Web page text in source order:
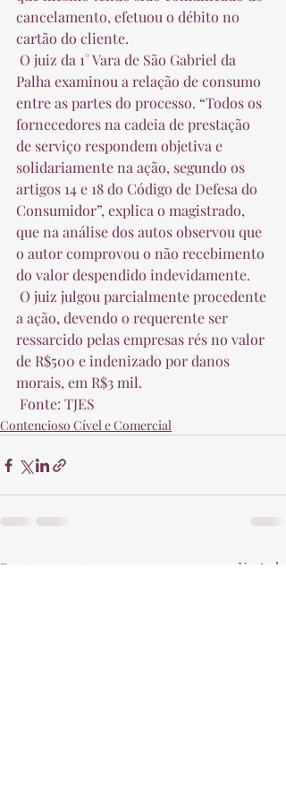
cancelamento, efetuou o débito no
cartão do cliente.
Palha examinou a relação de consumo
entre as partes do processo. “Todos os
fornecedores na cadeia de prestação
de serviço respondem objetiva e
solidariamente na ação, segundo os
artigos 14 e 18 do Código de Defesa do
Consumidor”, explica o magistrado,
que na análise dos autos observou que
o autor comprovou o não recebimento
do valor despendido indevidamente.
a ação, devendo o requerente ser
ressarcido pelas empresas rés no valor
de R$500 e indenizado por danos
morais, em R$3 mil.
Fonte: TJES
Contencioso Cível e Comercial
Posts recentes Ver tudo